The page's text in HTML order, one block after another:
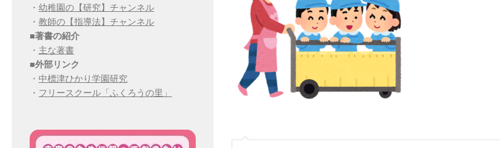
・ 幼稚園の【研究】チャンネル
・ 教師の【指導法】チャンネル
■著書の紹介
・ 主な著書
■外部リンク
・ 中標津ひかり学園研究
・ フリースクール「ふくろうの里」